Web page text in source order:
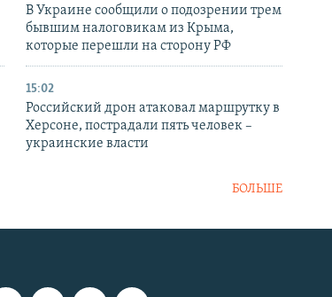
В Украине сообщили о подозрении трем
бывшим налоговикам из Крыма,
которые перешли на сторону РФ
15:02
Российский дрон атаковал маршрутку в
Херсоне, пострадали пять человек –
украинские власти
БОЛЬШЕ